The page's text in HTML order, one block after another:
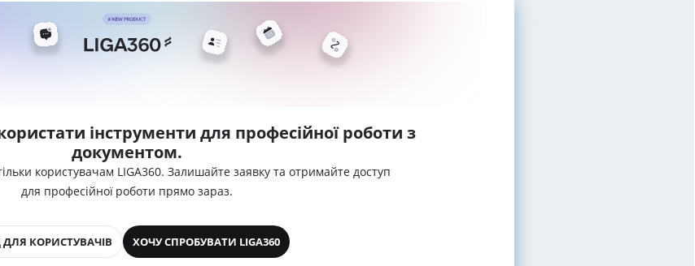
інструменти для професійної роботи з
документом.
користувачам LIGA360. Залишайте заявку та отримайте доступ
для професійної роботи прямо зараз.
ДЛЯ КОРИСТУВАЧІВ ХОЧУ СПРОБУВАТИ LIGA360